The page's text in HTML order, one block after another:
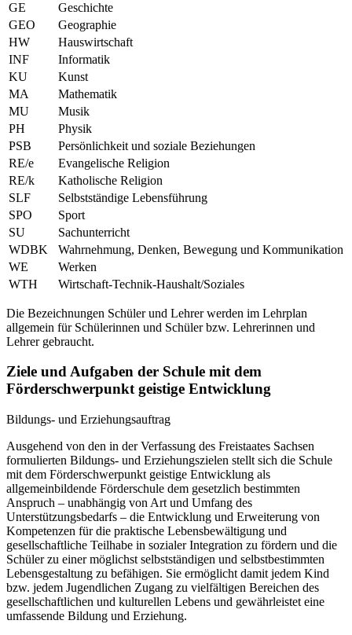
GE
Geschichte
GEO
Geographie
HW
Hauswirtschaft
INF
Informatik
KU
Kunst
MA
Mathematik
MU
Musik
PH
Physik
PSB
Persönlichkeit und soziale Beziehungen
RE/e
Evangelische Religion
RE/k
Katholische Religion
SLF
Selbstständige Lebensführung
SPO
Sport
SU
Sachunterricht
WDBK
Wahrnehmung, Denken, Bewegung und Kommunikation
WE
Werken
WTH
Wirtschaft-Technik-Haushalt/Soziales
Die Bezeichnungen Schüler und Lehrer werden im Lehrplan
allgemein für Schülerinnen und Schüler bzw. Lehrerinnen und
Lehrer gebraucht.
Ziele und Aufgaben der Schule mit dem
Förderschwerpunkt geistige Entwicklung
Bildungs- und Erziehungsauftrag
Ausgehend von den in der Verfassung des Freistaates Sachsen
formulierten Bildungs- und Erziehungszielen stellt sich die Schule
mit dem Förderschwerpunkt geistige Entwicklung als
allgemeinbildende Förderschule dem gesetzlich bestimmten
Anspruch – unabhängig von Art und Umfang des
Unterstützungsbedarfs – die Entwicklung und Erweiterung von
Kompetenzen für die praktische Lebensbewältigung und
gesellschaftliche Teilhabe in sozialer Integration zu fördern und die
Schüler zu einer möglichst selbstständigen und selbstbestimmten
Lebensgestaltung zu befähigen. Sie ermöglicht damit jedem Kind
bzw. jedem Jugendlichen Zugang zu vielfältigen Bereichen des
gesellschaftlichen und kulturellen Lebens und gewährleistet eine
umfassende Bildung und Erziehung.